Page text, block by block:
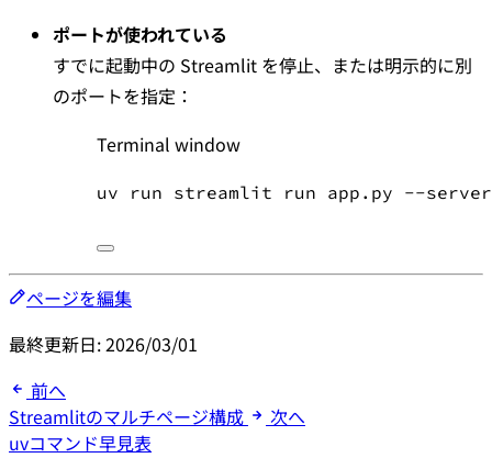
ポートが使われている
すでに起動中の Streamlit を停止、または明示的に別
のポートを指定：
Terminal window
uv run streamlit run app.py --
ページを編集
最終更新日:2026/03/01
前へ
Streamlitのマルチページ構成
次へ
uvコマンド早見表